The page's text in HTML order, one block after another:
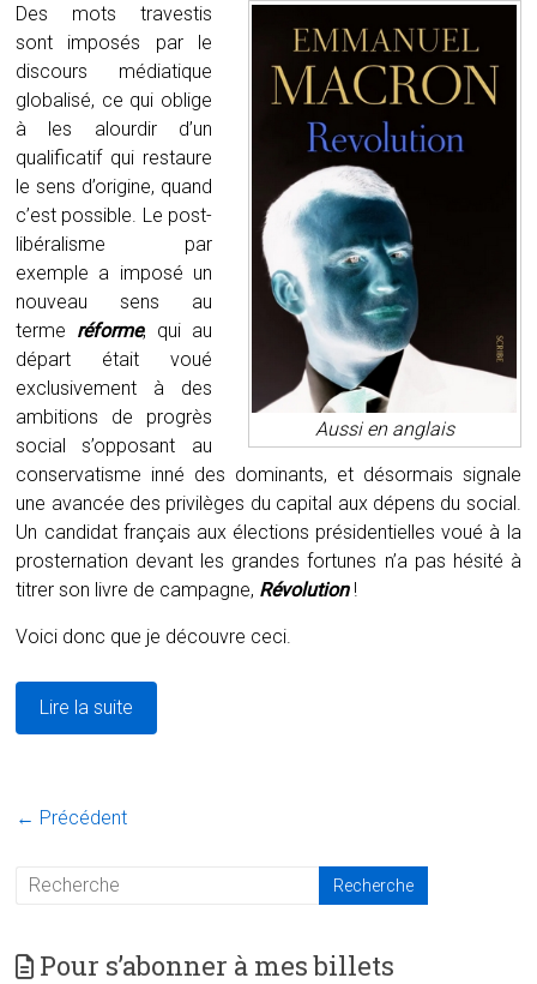
Aussi en anglais
Des mots travestis
sont imposés par le
discours médiatique
globalisé, ce qui oblige
à les alourdir d’un
qualificatif qui restaure
le sens d’origine, quand
c’est possible. Le post-
libéralisme par
exemple a imposé un
nouveau sens au
terme réforme, qui au
départ était voué
exclusivement à des
ambitions de progrès
social s’opposant au
conservatisme inné des dominants, et désormais signale
une avancée des privilèges du capital aux dépens du social.
Un candidat français aux élections présidentielles voué à la
prosternation devant les grandes fortunes n’a pas hésité à
titrer son livre de campagne, Révolution!
Voici donc que je découvre ceci.
Lire la suite
← Précédent
Pour s’abonner à mes billets